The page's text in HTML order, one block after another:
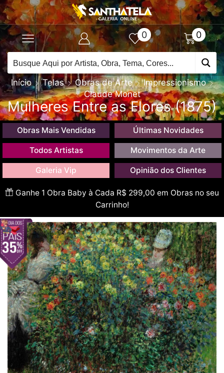
0 0
Início Telas Obras de Arte
Impressionismo
Claude Monet
Mulheres Entre as Flores (1875)
Obras Mais Vendidas Últimas Novidades
Todos Artistas Movimentos da Arte
Galeria Vip Opinião dos Clientes
Ganhe 1 Obra Baby à Cada R$ 299,00 em Obras no seu
Carrinho!